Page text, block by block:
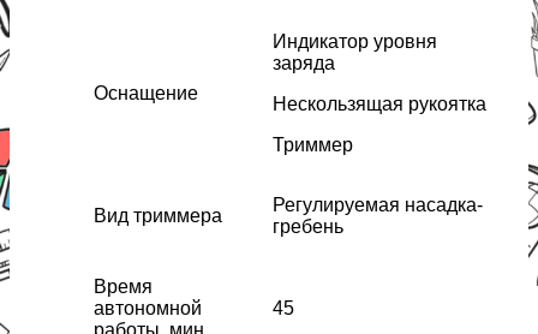
Оснащение
Индикатор уровня
заряда
Нескользящая рукоятка
Триммер
Вид триммера
Регулируемая насадка-
гребень
Время
автономной
45